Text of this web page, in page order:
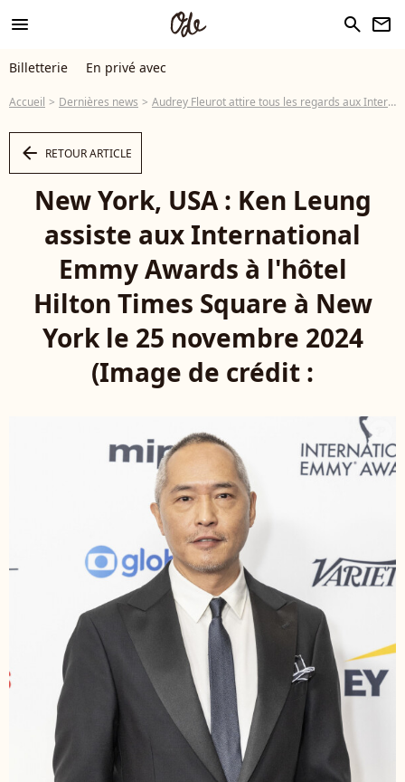
menu search newsletter
Billetterie En privé avec
Accueil Dernières news Audrey Fleurot attire tous les regards aux International Emmy Awards, elle n'est pas la seule française à avoir fait briller l'Hexagone
arrow_left RETOUR ARTICLE
New York, USA : Ken Leung
assiste aux International
Emmy Awards à l'hôtel
Hilton Times Square à New
York le 25 novembre 2024
(Image de crédit :